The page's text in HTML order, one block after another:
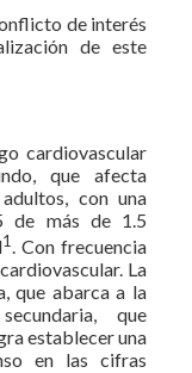
de interés
de este
cardiovascular
que afecta
con una
de más de 1.5
1 . Con frecuencia
La
que abarca a la
que
establecer una
en las cifras